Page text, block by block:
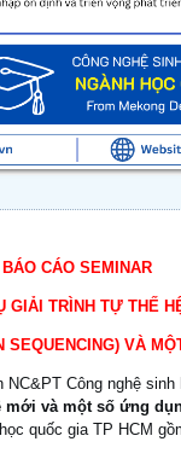
Công nghệ
mới và một số ứng
quốc gia TP HCM